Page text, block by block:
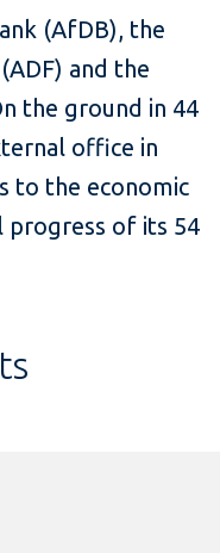
(AfDB), the
and the
the ground in 44
office in
to the economic
progress of its 54